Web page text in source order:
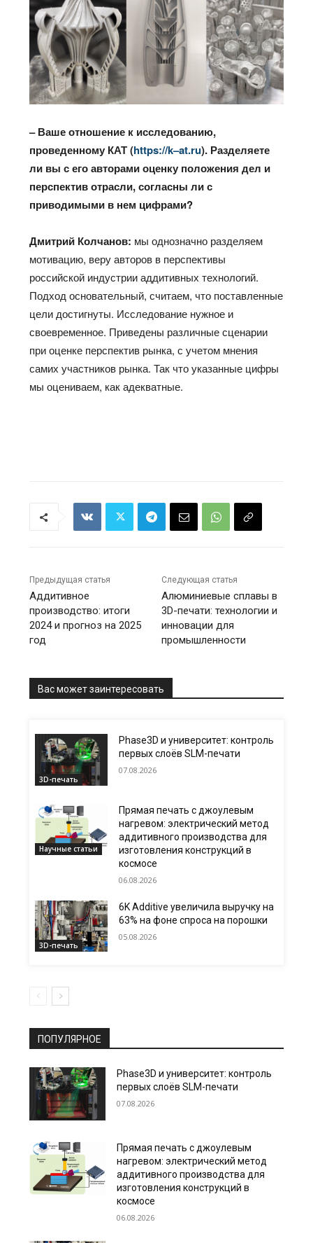
– Ваше отношение к исследованию,
проведенному КАТ (https://k–at.ru). Разделяете
ли вы с его авторами оценку положения дел и
перспектив отрасли, согласны ли с
приводимыми в нем цифрами?
Дмитрий Колчанов: мы однозначно разделяем
мотивацию, веру авторов в перспективы
российской индустрии аддитивных технологий.
Подход основательный, считаем, что поставленные
цели достигнуты. Исследование нужное и
своевременное. Приведены различные сценарии
при оценке перспектив рынка, с учетом мнения
самих участников рынка. Так что указанные цифры
мы оцениваем, как адекватные.
Предыдущая статья
Аддитивное
производство: итоги
2024 и прогноз на 2025
год
Следующая статья
Алюминиевые сплавы в
3D-печати: технологии и
инновации для
промышленности
Вас может заинтересовать
3D-печать
Phase3D и университет: контроль
первых слоёв SLM-печати
07.08.2026
Научные статьи
Прямая печать с джоулевым
нагревом: электрический метод
аддитивного производства для
изготовления конструкций в
космосе
06.08.2026
3D-печать
6K Additive увеличила выручку на
63% на фоне спроса на порошки
05.08.2026
ПОПУЛЯРНОЕ
Phase3D и университет: контроль
первых слоёв SLM-печати
07.08.2026
Прямая печать с джоулевым
нагревом: электрический метод
аддитивного производства для
изготовления конструкций в
космосе
06.08.2026